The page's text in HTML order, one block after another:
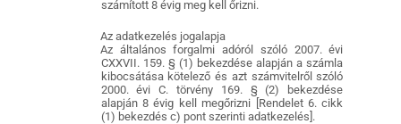
számított 8 évig meg kell őrizni.
Az adatkezelés jogalapja
Az általános forgalmi adóról szóló 2007. évi
CXXVII. 159. § (1) bekezdése alapján a számla
kibocsátása kötelező és azt számvitelről szóló
2000. évi C. törvény 169. § (2) bekezdése
alapján 8 évig kell megőrizni [Rendelet 6. cikk
(1) bekezdés c) pont szerinti adatkezelés].